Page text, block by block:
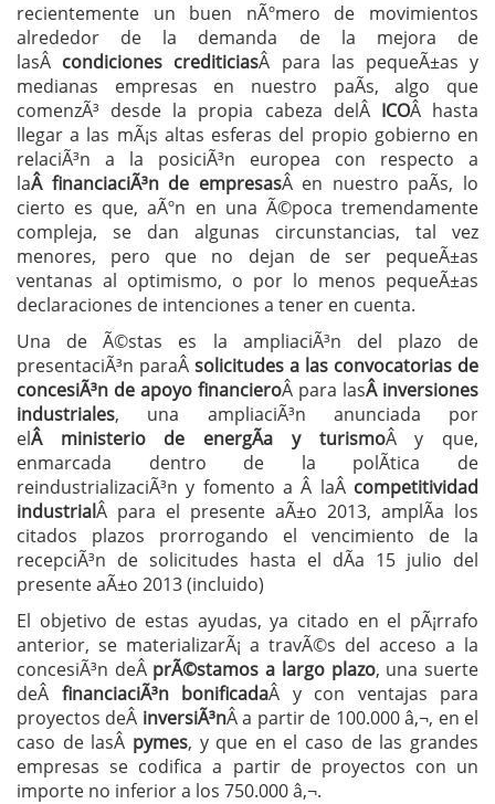
recientemente un buen nÃºmero de movimientos
alrededor de la demanda de la mejora de
lasÂ condiciones crediticiasÂ para las pequeÃ±as y
medianas empresas en nuestro paÃ­s, algo que
comenzÃ³ desde la propia cabeza delÂ ICOÂ hasta
llegar a las mÃ¡s altas esferas del propio gobierno en
relaciÃ³n a la posiciÃ³n europea con respecto a
laÂ financiaciÃ³n de empresasÂ en nuestro paÃ­s, lo
cierto es que, aÃºn en una Ã©poca tremendamente
compleja, se dan algunas circunstancias, tal vez
menores, pero que no dejan de ser pequeÃ±as
ventanas al optimismo, o por lo menos pequeÃ±as
declaraciones de intenciones a tener en cuenta.
Una de Ã©stas es la ampliaciÃ³n del plazo de
presentaciÃ³n paraÂ solicitudes a las convocatorias de
concesiÃ³n de apoyo financieroÂ para lasÂ inversiones
industriales, una ampliaciÃ³n anunciada por
elÂ ministerio de energÃ­a y turismoÂ y que,
enmarcada dentro de la polÃ­tica de
reindustrializaciÃ³n y fomento a Â laÂ competitividad
industrialÂ para el presente aÃ±o 2013, amplÃ­a los
citados plazos prorrogando el vencimiento de la
recepciÃ³n de solicitudes hasta el dÃ­a 15 julio del
presente aÃ±o 2013 (incluido)
El objetivo de estas ayudas, ya citado en el pÃ¡rrafo
anterior, se materializarÃ¡ a travÃ©s del acceso a la
concesiÃ³n deÂ prÃ©stamos a largo plazo, una suerte
deÂ financiaciÃ³n bonificadaÂ y con ventajas para
proyectos deÂ inversiÃ³nÂ a partir de 100.000 â‚¬, en el
caso de lasÂ pymes, y que en el caso de las grandes
empresas se codifica a partir de proyectos con un
importe no inferior a los 750.000 â‚¬.